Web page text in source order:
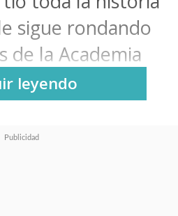
sigue rondando
de la Academia
exitosa
leyendo